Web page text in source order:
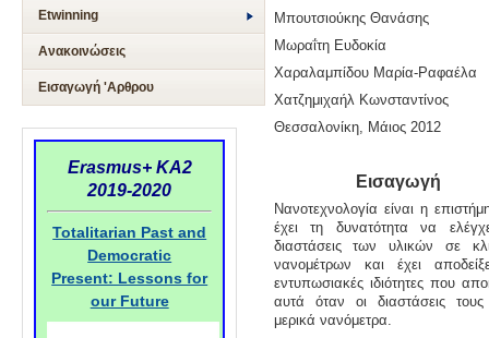
Etwinning
Ανακοινώσεις
Εισαγωγή 'Αρθρου
Erasmus+ KA2
2019-2020
Totalitarian Past and
Democratic
Present: Lessons for
our Future
Μπουτσιούκης Θανάσης
Μωραΐτη Ευδοκία
Χαραλαμπίδου Μαρία-Ραφαέλα
Χατζημιχαήλ Κωνσταντίνος
Θεσσαλονίκη, Μάιος 2012
Εισαγωγή
Νανοτεχνολογία είναι η
έχει τη δυνατότητα να
διαστάσεις των υλικών σε
νανομέτρων και έχει
εντυπωσιακές ιδιότητες που
αυτά όταν οι διαστάσεις τους
μερικά νανόμετρα.